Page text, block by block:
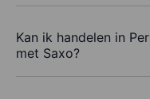
Kan ik handelen in
met Saxo?